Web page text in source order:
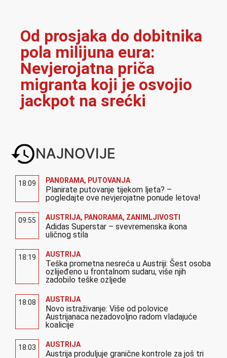
Od prosjaka do dobitnika
pola milijuna eura:
Nevjerojatna priča
migranta koji je osvojio
jackpot na srećki
NAJNOVIJE
18:09 PANORAMA, PUTOVANJA
Planirate putovanje tijekom ljeta? –
pogledajte ove nevjerojatne ponude letova!
09:55 AUSTRIJA, PANORAMA, ZANIMLJIVOSTI
Adidas Superstar – svevremenska ikona
uličnog stila
18:19 AUSTRIJA
Teška prometna nesreća u Austriji: Šest osoba
ozlijeđeno u frontalnom sudaru, više njih
zadobilo teške ozljede
18:08 AUSTRIJA
Novo istraživanje: Više od polovice
Austrijanaca nezadovoljno radom vladajuće
koalicije
18:03 AUSTRIJA
Austrija produljuje granične kontrole za još tri